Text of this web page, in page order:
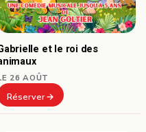
et le roi des
26 AOÛT
Réserver